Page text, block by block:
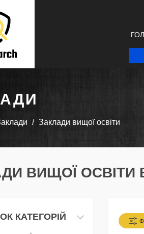
Заклади вищої освіти
ВИЩОЇ ОСВІТИ
КАТЕГОРІЙ